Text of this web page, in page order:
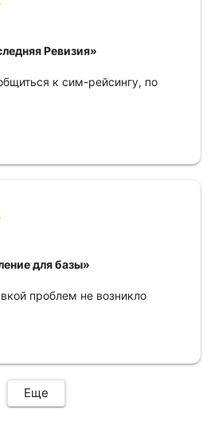
Ревизия»
к сим-рейсингу, по
для базы»
проблем не возникло
Еще